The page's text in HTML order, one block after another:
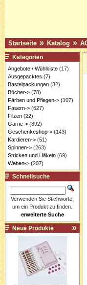
Startseite » Katalog »
Kategorien
Angebote / Wühlkiste(17)
Ausgepacktes (7)
Bastelpackungen(32)
Bücher->(78)
Färben und Pflegen->(107)
Fasern->(627)
Filzen(22)
Garne->(892)
Geschenkeshop->(143)
Kardieren->(51)
Spinnen->(263)
Stricken und Häkeln(69)
Weben->(207)
Schnellsuche
Verwenden Sie Stichworte,
um ein Produkt zu finden.
erweiterte Suche
Neue Produkte